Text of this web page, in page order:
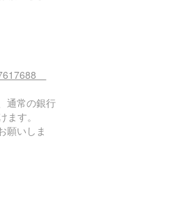
通常の銀行
す。
願いしま